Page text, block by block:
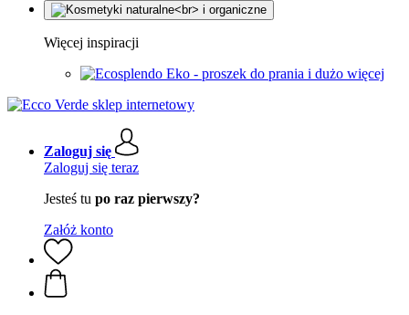
Więcej inspiracji
Eko - proszek do prania i dużo więcej
Zaloguj się
Zaloguj się teraz
Jesteś tu po raz pierwszy?
Załóż konto